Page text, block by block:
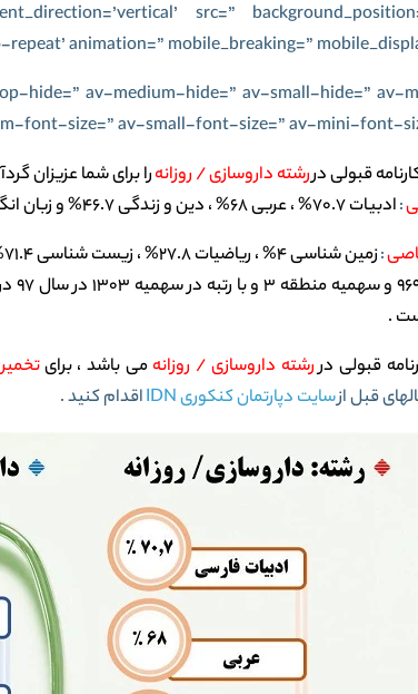
src=”
animation=” mobile_breaking=”
hide=” av-medium-hide=” av-small-hide=” av-
font-size=” av-small-font-size=” av-mini-font-
قبولی دررشته داروسازی / روزانهرا برای شما عزیزان
:ادبیات 70.7% ، عربی 68% ، دین و زندگی 46.7% و زبان انگلیسی 56%
:زمین شناسی 4% ، ریاضیات 27.8% ، زیست شناسی 71.4% ، فیزیک 50% ، شیمی 57.9%
.
قبولی دررشته داروسازی / روزانه می باشد ،برای
قبل ازسایت دپارتمان کنکوری IDN اقدام کنید .